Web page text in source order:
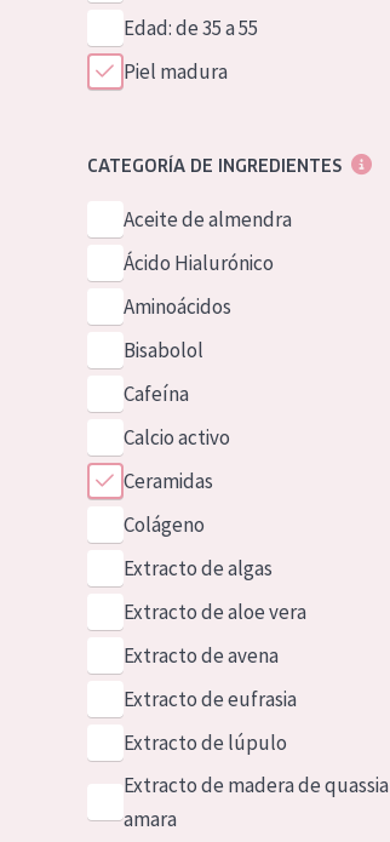
Edad: de 35 a 55
Piel madura
CATEGORÍA DE INGREDIENTES
Aceite de almendra
Ácido Hialurónico
Aminoácidos
Bisabolol
Cafeína
Calcio activo
Ceramidas
Colágeno
Extracto de algas
Extracto de aloe vera
Extracto de avena
Extracto de eufrasia
Extracto de lúpulo
Extracto de madera de quassia
amara